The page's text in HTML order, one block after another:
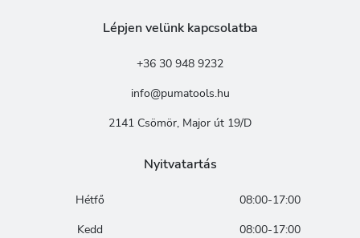
Lépjen velünk kapcsolatba
+36 30 948 9232
info@pumatools.hu
2141 Csömör, Major út 19/D
Nyitvatartás
Hétfő
08:00-17:00
Kedd
08:00-17:00